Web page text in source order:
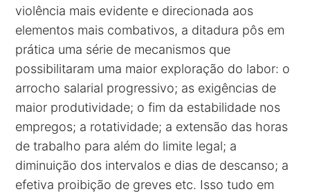
violência mais evidente e direcionada aos
elementos mais combativos, a ditadura pôs em
prática uma série de mecanismos que
possibilitaram uma maior exploração do labor: o
arrocho salarial progressivo; as exigências de
maior produtividade; o fim da estabilidade nos
empregos; a rotatividade; a extensão das horas
de trabalho para além do limite legal; a
diminuição dos intervalos e dias de descanso; a
efetiva proibição de greves etc. Isso tudo em